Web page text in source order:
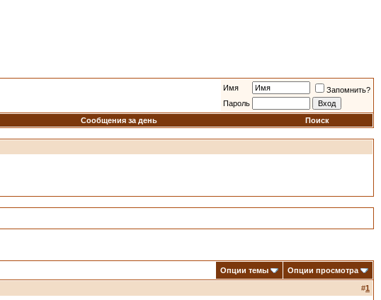
Имя
Запомнить?
Пароль
Сообщения за день Поиск
Опции темы Опции просмотра
#1